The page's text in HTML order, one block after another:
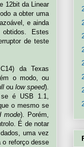
12bit da Linear
a obter uma
e ainda
Estes
de teste
da Texas
o modo, ou
ou low speed).
é USB 1.1,
o mesmo se
mode). Porém,
É de notar
uma vez
o reforço desse